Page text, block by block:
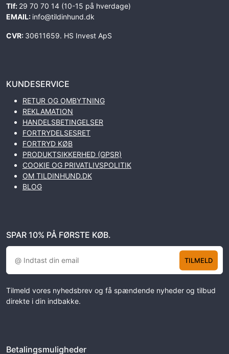
Tlf: 29 70 70 14 (10-15 på hverdage)
EMAIL: info@tildinhund.dk
CVR: 30611659. HS Invest ApS
KUNDESERVICE
RETUR OG OMBYTNING
REKLAMATION
HANDELSBETINGELSER
FORTRYDELSESRET
FORTRYD KØB
PRODUKTSIKKERHED (GPSR)
COOKIE OG PRIVATLIVSPOLITIK
OM TILDINHUND.DK
BLOG
SPAR 10% PÅ FØRSTE KØB.
TILMELD
Tilmeld vores nyhedsbrev og få spændende nyheder og tilbud
direkte i din indbakke.
Betalingsmuligheder